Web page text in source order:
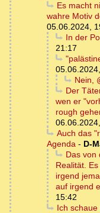
Es macht
wahre Motiv
05.06.2024,
In der
21:17
Nein,
Der
wen er
rough
Auch das
Agenda - D-
Das von
Realität.
irgend
auf irgend
15:42
Ich